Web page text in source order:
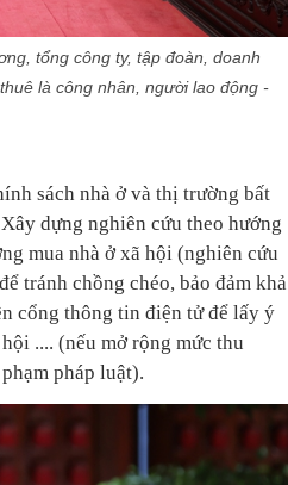
tổng công ty, tập đoàn, doanh
là công nhân, người lao động -
sách nhà ở và thị trường bất
dựng nghiên cứu theo hướng
mua nhà ở xã hội (nghiên cứu
tránh chồng chéo, bảo đảm khả
cổng thông tin điện tử để lấy ý
.... (nếu mở rộng mức thu
pháp luật).